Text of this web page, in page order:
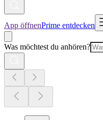
App öffnenPrime entdecken
Was möchtest du anhören?